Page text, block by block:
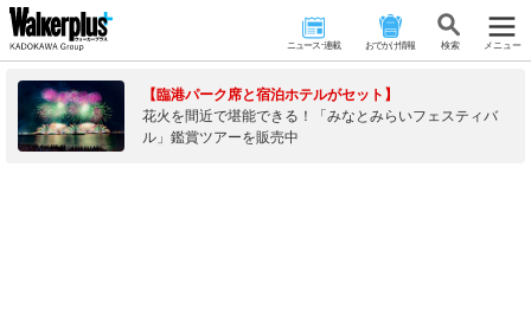
ニュース･連載 おでかけ情報 検 索 メニュー
【臨港パーク席と宿泊ホテルがセット】
花火を間近で堪能できる！「みなとみらいフェスティバ
ル」鑑賞ツアーを販売中